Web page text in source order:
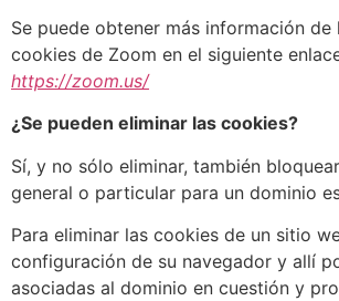
Se puede obtener más información
cookies de Zoom en el siguiente
https://zoom.us/
¿Se pueden eliminar las cookies?
Sí, y no sólo eliminar, también
general o particular para un dominio
Para eliminar las cookies de un sitio
configuración de su navegador y allí
asociadas al dominio en cuestión y